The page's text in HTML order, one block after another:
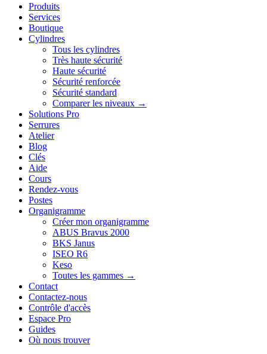
Produits
Services
Boutique
Cylindres
Tous les cylindres
Très haute sécurité
Haute sécurité
Sécurité renforcée
Sécurité standard
Comparer les niveaux →
Solutions Pro
Serrures
Atelier
Blog
Clés
Aide
Cours
Rendez-vous
Postes
Organigramme
Créer mon organigramme
ABUS Bravus 2000
BKS Janus
ISEO R6
Keso
Toutes les gammes →
Contact
Contactez-nous
Contrôle d'accès
Espace Pro
Guides
Où nous trouver